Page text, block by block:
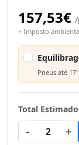
157,53€
+ Imposto
Pneus até 17"
Total
-
2 +